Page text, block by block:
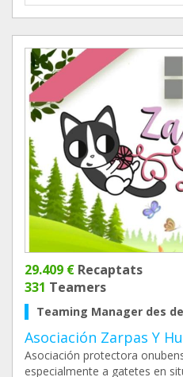
29.409 € Recaptats
331 Teamers
Teaming Manager des
Asociación Zarpas Y
Asociación protectora
especialmente a gatetes en